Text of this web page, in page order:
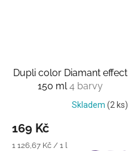
Dupli color Diamant effect
150 ml4 barvy
Skladem (2 ks)
169 Kč
Měrná
1 126,67 Kč / 1 l